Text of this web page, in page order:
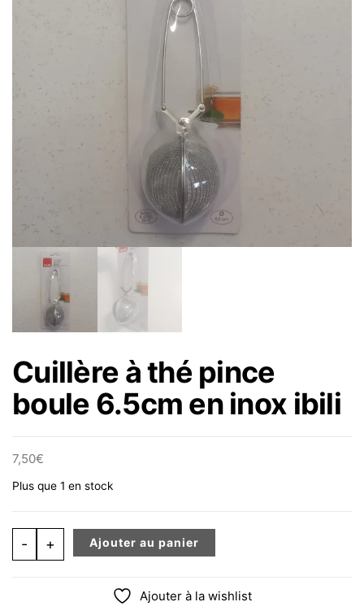
Cuillère à thé pince
boule 6.5cm en inox ibili
7,50€
Plus que 1 en stock
- quantité de Cuillère à thé pince boule 6.5cm en inox ibili
+ Ajouter au panier
Ajouter à la wishlist